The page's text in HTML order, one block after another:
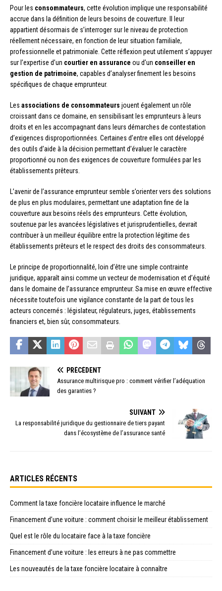
Pour les consommateurs, cette évolution implique une responsabilité
accrue dans la définition de leurs besoins de couverture. Il leur
appartient désormais de s’interroger sur le niveau de protection
réellement nécessaire, en fonction de leur situation familiale,
professionnelle et patrimoniale. Cette réflexion peut utilement s’appuyer
sur l’expertise d’un courtier en assurance ou d’un conseiller en
gestion de patrimoine, capables d’analyser finement les besoins
spécifiques de chaque emprunteur.
Les associations de consommateurs jouent également un rôle
croissant dans ce domaine, en sensibilisant les emprunteurs à leurs
droits et en les accompagnant dans leurs démarches de contestation
d’exigences disproportionnées. Certaines d’entre elles ont développé
des outils d’aide à la décision permettant d’évaluer le caractère
proportionné ou non des exigences de couverture formulées par les
établissements prêteurs.
L’avenir de l’assurance emprunteur semble s’orienter vers des solutions
de plus en plus modulaires, permettant une adaptation fine de la
couverture aux besoins réels des emprunteurs. Cette évolution,
soutenue par les avancées législatives et jurisprudentielles, devrait
contribuer à un meilleur équilibre entre la protection légitime des
établissements prêteurs et le respect des droits des consommateurs.
Le principe de proportionnalité, loin d’être une simple contrainte
juridique, apparaît ainsi comme un vecteur de modernisation et d’équité
dans le domaine de l’assurance emprunteur. Sa mise en œuvre effective
nécessite toutefois une vigilance constante de la part de tous les
acteurs concernés : législateur, régulateurs, juges, établissements
financiers et, bien sûr, consommateurs.
PRÉCÉDENT
Assurance multirisque pro : comment vérifier l’adéquation
des garanties ?
SUIVANT
La responsabilité juridique du gestionnaire de tiers payant
dans l’écosystème de l’assurance santé
ARTICLES RÉCENTS
Comment la taxe foncière locataire influence le marché
Financement d’une voiture : comment choisir le meilleur établissement
Quel est le rôle du locataire face à la taxe foncière
Financement d’une voiture : les erreurs à ne pas commettre
Les nouveautés de la taxe foncière locataire à connaître